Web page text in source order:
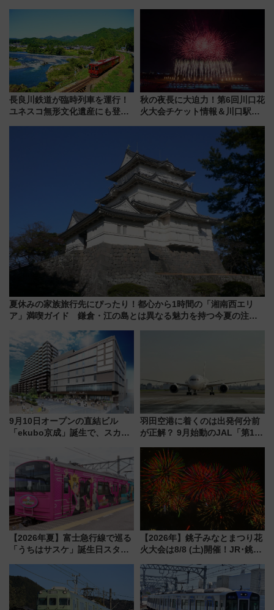
長良川鉄道が臨時列車を運行！
ユネスコ無形文化遺産にも登録
秋の夜長に大迫力！第6回川口花
火大会チケット情報＆川口駅か
夏休みの家族旅行先にぴったり！都心から1時間の「湘南西エリ
ア」満喫ガイド 鎌倉・江の島とは異なる魅力を持つ今夏の注目
9月10日オープンの直結ビル
「ekubo京成」誕生で、スカイ
新鎌ヶ谷はどう変わる？ 全テナ
ント情報も公開！
羽田空港に着くのは出発何分前
が正解？ 9月始動のJAL「第1タ
歩1キロ超え！ 知っておきたい
変更点まとめ
【2026年夏】富士急行線で巡る
「うちはサスケ」誕生日スタン
定グルメ＆グッズ徹底ガイド
【2026年】銚子みなとまつり花
火大会は8/8 (土)開催！JR･銚子
報、利根川に咲く8,000発の大迫
力＆屋台を満喫